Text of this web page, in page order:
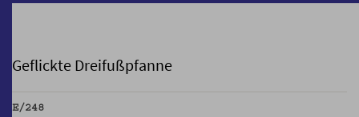
Geflickte Dreifußpfanne
E/248